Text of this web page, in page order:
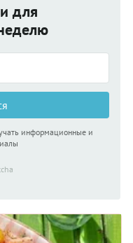
для
информационные и